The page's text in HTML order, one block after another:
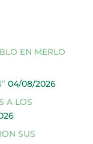
EN MERLO
04/08/2026
A LOS
SUS